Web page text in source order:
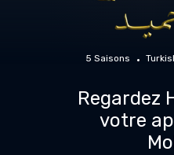
5 Saisons
Regardez
votre